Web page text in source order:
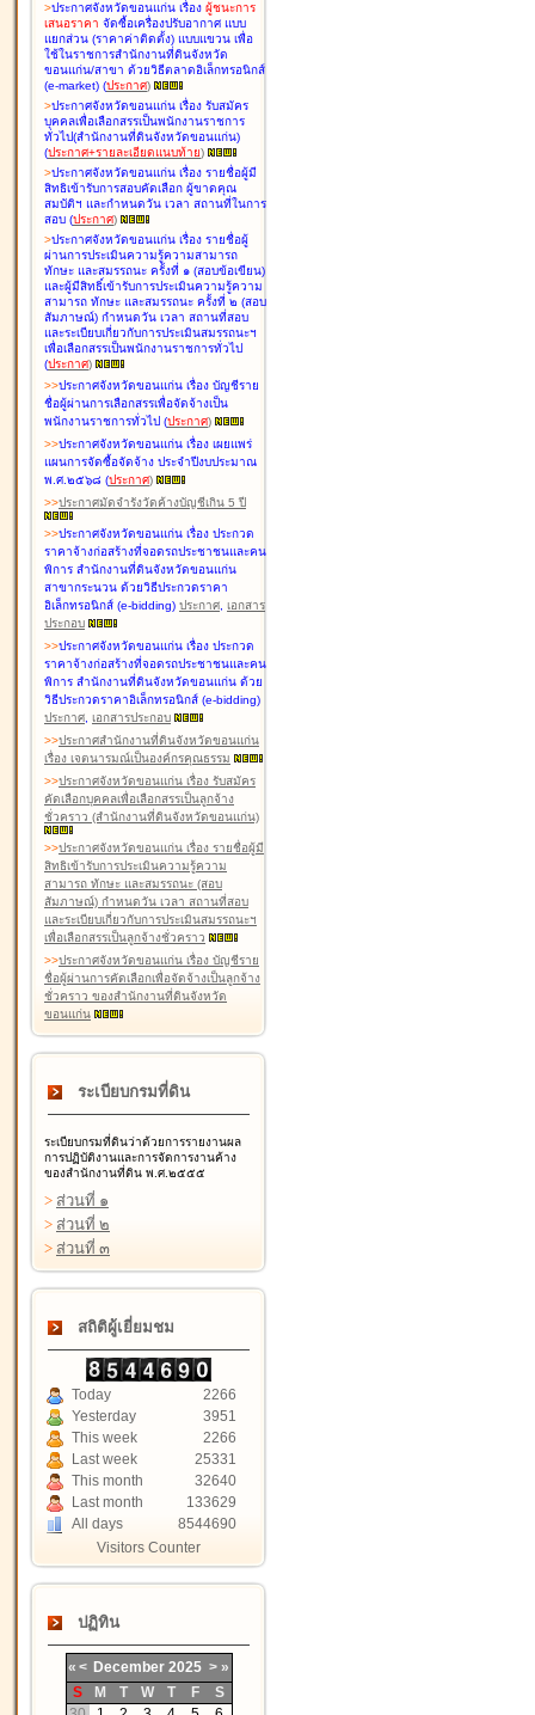
>ประกาศจังหวัดขอนแก่น เรื่อง ผู้ชนะการ
เสนอราคา จัดซื้อเครื่องปรับอากาศ แบบ
แยกส่วน (ราคาค่าติดตั้ง) แบบแขวน เพื่อ
ใช้ในราชการสำนักงานที่ดินจังหวัด
ขอนแก่น/สาขา ด้วยวิธีตลาดอิเล็กทรอนิกส์
(e-market) (ประกาศ)
>ประกาศจังหวัดขอนแก่น เรื่อง รับสมัคร
บุคคลเพื่อเลือกสรรเป็นพนักงานราชการ
ทั่วไป(สำนักงานที่ดินจังหวัดขอนแก่น)
(ประกาศ+รายละเอียดแนบท้าย)
>ประกาศจังหวัดขอนแก่น เรื่อง รายชื่อผู้มี
สิทธิเข้ารับการสอบคัดเลือก ผู้ขาดคุณ
สมบัติฯ และกำหนดวัน เวลา สถานที่ในการ
สอบ (ประกาศ)
>ประกาศจังหวัดขอนแก่น เรื่อง รายชื่อผู้
ผ่านการประเมินความรู้ความสามารถ
ทักษะ และสมรรถนะ ครั้งที่ ๑ (สอบข้อเขียน)
และผู้มีสิทธิ์เข้ารับการประเมินความรู้ความ
สามารถ ทักษะ และสมรรถนะ ครั้งที่ ๒ (สอบ
สัมภาษณ์) กำหนดวัน เวลา สถานที่สอบ
และระเบียบเกี่ยวกับการประเมินสมรรถนะฯ
เพื่อเลือกสรรเป็นพนักงานราชการทั่วไป
(ประกาศ)
>>ประกาศจังหวัดขอนแก่น เรื่อง บัญชีราย
ชื่อผู้ผ่านการเลือกสรรเพื่อจัดจ้างเป็น
พนักงานราชการทั่วไป (ประกาศ)
>>ประกาศจังหวัดขอนแก่น เรื่อง เผยแพร่
แผนการจัดซื้อจัดจ้าง ประจำปีงบประมาณ
พ.ศ.๒๕๖๘ (ประกาศ)
>>ประกาศมัดจำรังวัดค้างบัญชีเกิน 5 ปี
>>ประกาศจังหวัดขอนแก่น เรื่อง ประกวด
ราคาจ้างก่อสร้างที่จอดรถประชาชนและคน
พิการ สำนักงานที่ดินจังหวัดขอนแก่น
สาขากระนวน ด้วยวิธีประกวดราคา
อิเล็กทรอนิกส์ (e-bidding) ประกาศ, เอกสาร
ประกอบ
>>ประกาศจังหวัดขอนแก่น เรื่อง ประกวด
ราคาจ้างก่อสร้างที่จอดรถประชาชนและคน
พิการ สำนักงานที่ดินจังหวัดขอนแก่น ด้วย
วิธีประกวดราคาอิเล็กทรอนิกส์ (e-bidding)
ประกาศ, เอกสารประกอบ
>>ประกาศสำนักงานที่ดินจังหวัดขอนแก่น
เรื่อง เจตนารมณ์เป็นองค์กรคุณธรรม
>>ประกาศจังหวัดขอนแก่น เรื่อง รับสมัคร
คัดเลือกบุคคลเพื่อเลือกสรรเป็นลูกจ้าง
ชั่วคราว (สำนักงานที่ดินจังหวัดขอนแก่น)
>>ประกาศจังหวัดขอนแก่น เรื่อง รายชื่อผู้มี
สิทธิเข้ารับการประเมินความรู้ความ
สามารถ ทักษะ และสมรรถนะ (สอบ
สัมภาษณ์) กำหนดวัน เวลา สถานที่สอบ
และระเบียบเกี่ยวกับการประเมินสมรรถนะฯ
เพื่อเลือกสรรเป็นลูกจ้างชั่วคราว
>>ประกาศจังหวัดขอนแก่น เรื่อง บัญชีราย
ชื่อผู้ผ่านการคัดเลือกเพื่อจัดจ้างเป็นลูกจ้าง
ชั่วคราว ของสำนักงานที่ดินจังหวัด
ขอนแก่น
ระเบียบกรมที่ดิน
ระเบียบกรมที่ดินว่าด้วยการรายงานผล
การปฏิบัติงานและการจัดการงานค้าง
ของสำนักงานที่ดิน พ.ศ.๒๕๕๕
> ส่วนที่ ๑
> ส่วนที่ ๒
> ส่วนที่ ๓
สถิติผู้เยี่ยมชม
Today
2266
Yesterday
3951
This week
2266
Last week
25331
This month
32640
Last month
133629
All days
8544690
Visitors Counter
ปฏิทิน
« < December 2025 > »
S
M T W T F
S